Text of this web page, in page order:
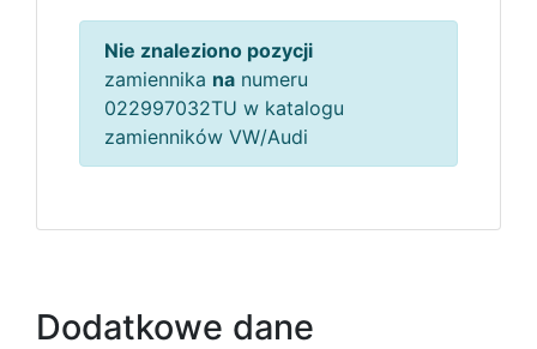
Nie znaleziono pozycji
zamiennika na numeru
022997032TU w katalogu
zamienników VW/Audi
Dodatkowe dane